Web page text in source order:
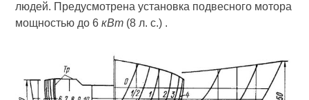
людей. Предусмотрена установка подвесного мотора
мощностью до 6кВт (8 л. с.) .